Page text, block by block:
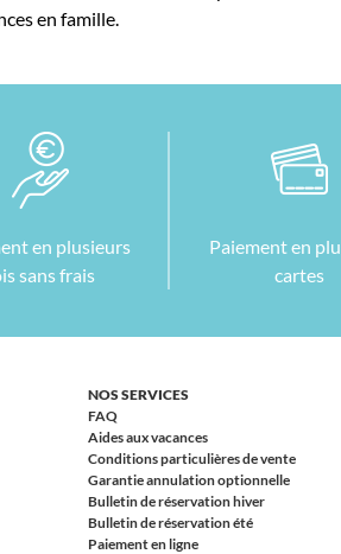
en famille.
en plusieurs
sans frais
Paiement en
cartes
NOS SERVICES
FAQ
Aides aux vacances
Conditions particulières de vente
Garantie annulation optionnelle
Bulletin de réservation hiver
Bulletin de réservation été
Paiement en ligne